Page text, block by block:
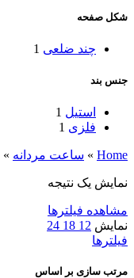
شکل صفحه
چند ضلعی 1
جنس بند
استیل 1
فلزی 1
Home
» ساعت مردانه »
نمایش یک نتیجه
مشاهده فیلترها
نمایش 12
18
24
فیلترها
مرتب سازی بر اساس